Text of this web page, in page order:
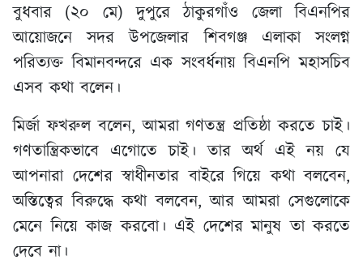
বুধবার (২০ মে) দুপুরে ঠাকুরগাঁও জেলা বিএনপির
আয়োজনে সদর উপজেলার শিবগঞ্জ এলাকা সংলগ্ন
পরিত্যক্ত বিমানবন্দরে এক সংবর্ধনায় বিএনপি মহাসচিব
এসব কথা বলেন।
মির্জা ফখরুল বলেন, আমরা গণতন্ত্র প্রতিষ্ঠা করতে চাই।
গণতান্ত্রিকভাবে এগোতে চাই। তার অর্থ এই নয় যে
আপনারা দেশের স্বাধীনতার বাইরে গিয়ে কথা বলবেন,
অস্তিত্বের বিরুদ্ধে কথা বলবেন, আর আমরা সেগুলোকে
মেনে নিয়ে কাজ করবো। এই দেশের মানুষ তা করতে
দেবে না।